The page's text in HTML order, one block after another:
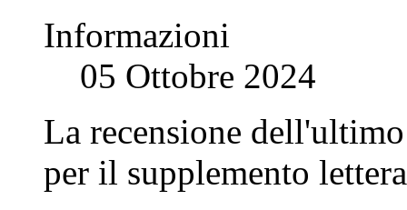
Informazioni
05 Ottobre 2024
La recensione
per il supplemento